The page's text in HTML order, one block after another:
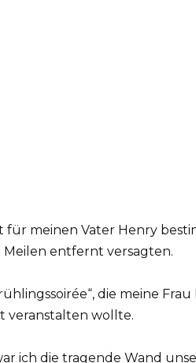
für meinen Vater Henry
Meilen entfernt versagten.
die meine
veranstalten wollte.
ich die tragende Wand